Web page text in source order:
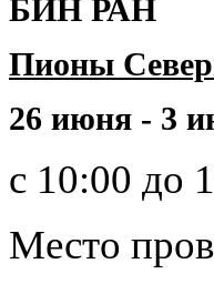
БИН РАН
Пионы
26 июня - 3
с 10:00 до
Место